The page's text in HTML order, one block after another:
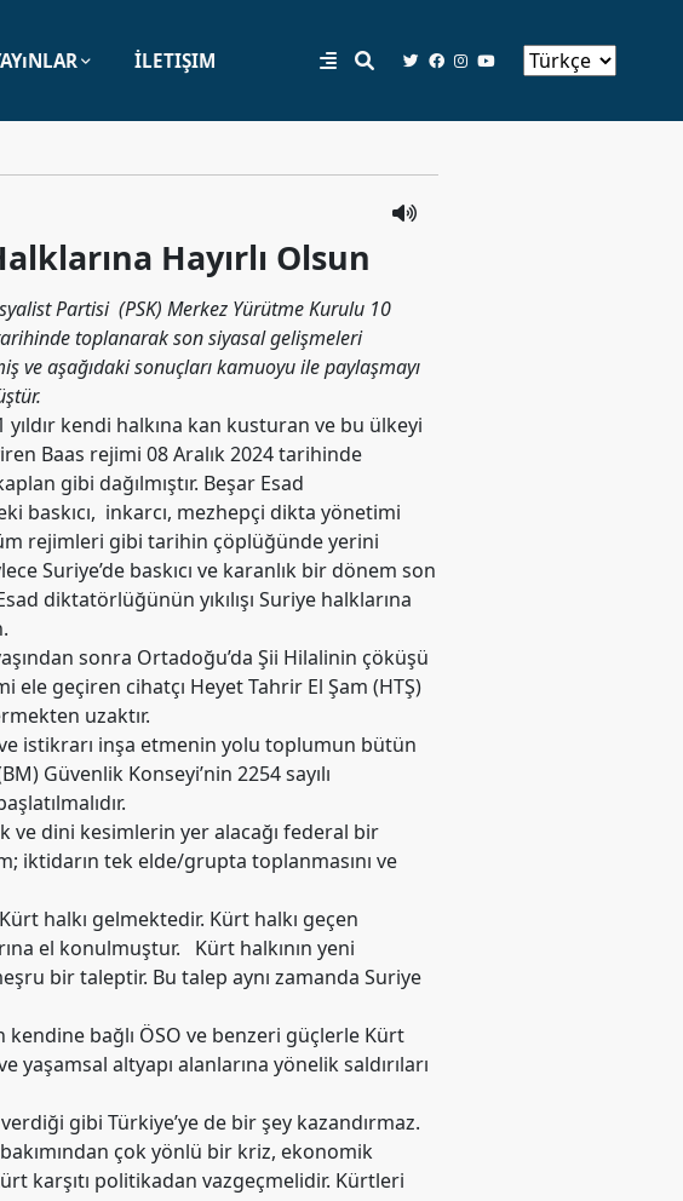
İLETIŞIM
Hayırlı Olsun
Partisi (PSK) Merkez Yürütme Kurulu 10
toplanarak son siyasal gelişmeleri
ve aşağıdaki sonuçları kamuoyu ile paylaşmayı
yıldır kendi halkına kan kusturan ve bu ülkeyi
Baas rejimi 08 Aralık 2024 tarihinde
gibi dağılmıştır. Beşar Esad
baskıcı, inkarcı, mezhepçi dikta yönetimi
rejimleri gibi tarihin çöplüğünde yerini
Suriye’de baskıcı ve karanlık bir dönem son
diktatörlüğünün yıkılışı Suriye halklarına
sonra Ortadoğu’da Şii Hilalinin çöküşü
ele geçiren cihatçı Heyet Tahrir El Şam (HTŞ)
uzaktır.
istikrarı inşa etmenin yolu toplumun bütün
Güvenlik Konseyi’nin 2254 sayılı
ve dini kesimlerin yer alacağı federal bir
iktidarın tek elde/grupta toplanmasını ve
halkı gelmektedir. Kürt halkı geçen
el konulmuştur. Kürt halkının yeni
bir taleptir. Bu talep aynı zamanda Suriye
kendine bağlı ÖSO ve benzeri güçlerle Kürt
altyapı alanlarına yönelik saldırıları
gibi Türkiye’ye de bir şey kazandırmaz.
çok yönlü bir kriz, ekonomik
karşıtı politikadan vazgeçmelidir. Kürtleri